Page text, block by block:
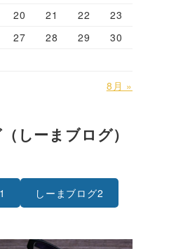
20 21 22
23
27 28 29
30
8月 »
しーまブログ）
しーまブログ2